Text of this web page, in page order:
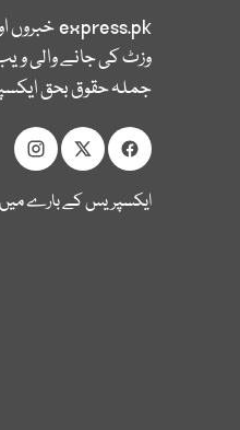
express.pkخبروں
وزٹ کی جانے والی
جملہ حقوق بحق
ایکسپریس کے بارے میں